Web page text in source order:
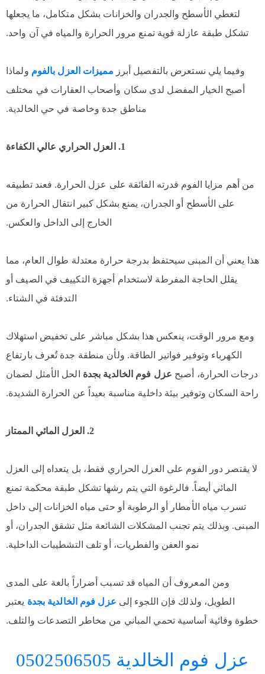
لتغطي الأسطح والجدران والخزانات بشكل متكامل، ما يجعلها
تشكل طبقة عازلة قوية تمنع مرور الحرارة والمياه في آن واحد.
وفيما يلي نستعرض بالتفصيل أبرز مميزات العزل بالفوم ولماذا
أصبح الخيار المفضل لدى سكان وأصحاب العقارات في مختلف
مناطق جدة وخاصة في حي الخالدية.
1. العزل الحراري عالي الكفاءة
من أهم مزايا الفوم قدرته الفائقة على عزل الحرارة. فعند تطبيقه
على الأسطح أو الجدران، يمنع بشكل كبير انتقال الحرارة من
الخارج إلى الداخل والعكس.
هذا يعني أن المبنى سيحتفظ بدرجة حرارة معتدلة طوال العام، مما
يقلل الحاجة المفرطة لاستخدام أجهزة التكييف في الصيف أو
التدفئة في الشتاء.
ومع مرور الوقت، ينعكس هذا بشكل مباشر على تخفيض استهلاك
الكهرباء وتوفير فواتير الطاقة. ولأن منطقة جدة تُعرف بارتفاع
درجات الحرارة، أصبح عزل فوم الخالدية بجدة الحل الأمثل لضمان
راحة السكان وتوفير بيئة داخلية مناسبة بعيداً عن الحرارة الشديدة.
2. العزل المائي الممتاز
لا يقتصر دور الفوم على العزل الحراري فقط، بل يتعداه إلى العزل
المائي أيضاً. فالرغوة التي يتم رشها تشكل طبقة محكمة تمنع
تسرب مياه الأمطار أو الرطوبة أو حتى مياه الخزانات إلى داخل
المبنى. وبذلك يتم تجنب المشكلات الشائعة مثل تشقق الجدران، أو
نمو العفن والفطريات، أو تلف التشطيبات الداخلية.
ومن المعروف أن المياه قد تسبب أضراراً بالغة على المدى
الطويل، ولذلك فإن اللجوء إلى عزل فوم الخالدية بجدة يعتبر
خطوة وقائية أساسية تحمي المباني من مخاطر التصدعات والتلف.
عزل فوم الخالدية 0502506505